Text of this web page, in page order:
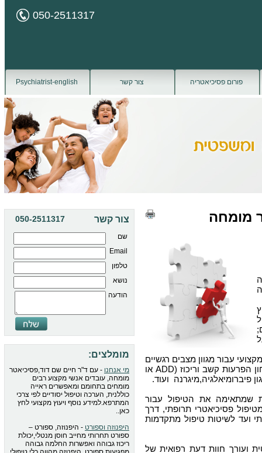
050-2511317
פורום פסיכיאטריה צור קשר Psychiatrist-english
מומחה
עבור מגוון מצבים רגשיים
, איבחון הפרעות קשב וריכוז (ADD או
שמתאימה את הטיפול עבור
פסיכיאטרי תרופתי, דרך
ועד לשיטות טיפול מתקדמות
ועורך חוות דעת רפואית של
050-2511317 צור קשר
שם
Email
טלפון
נושא
הודעה
מומלצים:
מי אנחנו - עם ד"ר חיים שם דוד,פסיכיאטר
מומחה, עובדים אנשי מקצוע רבים
מומחים בתחומם ומאפשרים ראייה
כוללנית, הערכה וטיפול יסודיים לפי צרכי
המתרפא.למידע נוסף ויעוץ מקצועי לחץ
כאן..
היפנוזה וספורט - היפנוזה, ספורט –
ספורט תחרותי מחייב חוסן מנטלי,יכולת
ריכוז גבוהה ואפשרות החלמה גבוהה